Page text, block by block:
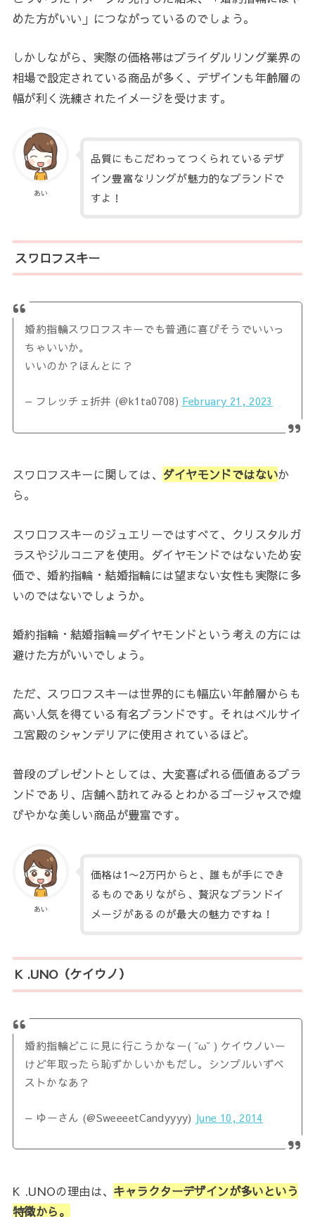
めた方がいい」につながっているのでしょう。
しかしながら、実際の価格帯はブライダルリング業界の
相場で設定されている商品が多く、デザインも年齢層の
幅が利く洗練されたイメージを受けます。
あい
品質にもこだわってつくられているデザ
イン豊富なリングが魅力的なブランドで
すよ！
スワロフスキー
婚約指輪スワロフスキーでも普通に喜びそうでいいっ
ちゃいいか。
いいのか？ほんとに？
— フレッチェ折井 (@k1ta0708) February 21, 2023
スワロフスキーに関しては、 ダイヤモンドではないか
ら。
スワロフスキーのジュエリーではすべて、クリスタルガ
ラスやジルコニアを使用。ダイヤモンドではないため安
価で、婚約指輪・結婚指輪には望まない女性も実際に多
いのではないでしょうか。
婚約指輪・結婚指輪＝ダイヤモンドという考えの方には
避けた方がいいでしょう。
ただ、スワロフスキーは世界的にも幅広い年齢層からも
高い人気を得ている有名ブランドです。それはベルサイ
ユ宮殿のシャンデリアに使用されているほど。
普段のプレゼントとしては、大変喜ばれる価値あるブラ
ンドであり、店舗へ訪れてみるとわかるゴージャスで煌
びやかな美しい商品が豊富です。
あい
価格は1〜2万円からと、誰もが手にでき
るものでありながら、贅沢なブランドイ
メージがあるのが最大の魅力ですね！
K .UNO（ケイウノ）
婚約指輪どこに見に行こうかなー( ˘ω˘ ) ケイウノいー
けど年取ったら恥ずかしいかもだし。シンプルいずベ
ストかなあ？
— ゆーさん (@SweeeetCandyyyy) June 10, 2014
K .UNOの理由は、 キャラクターデザインが多いという
特徴から。